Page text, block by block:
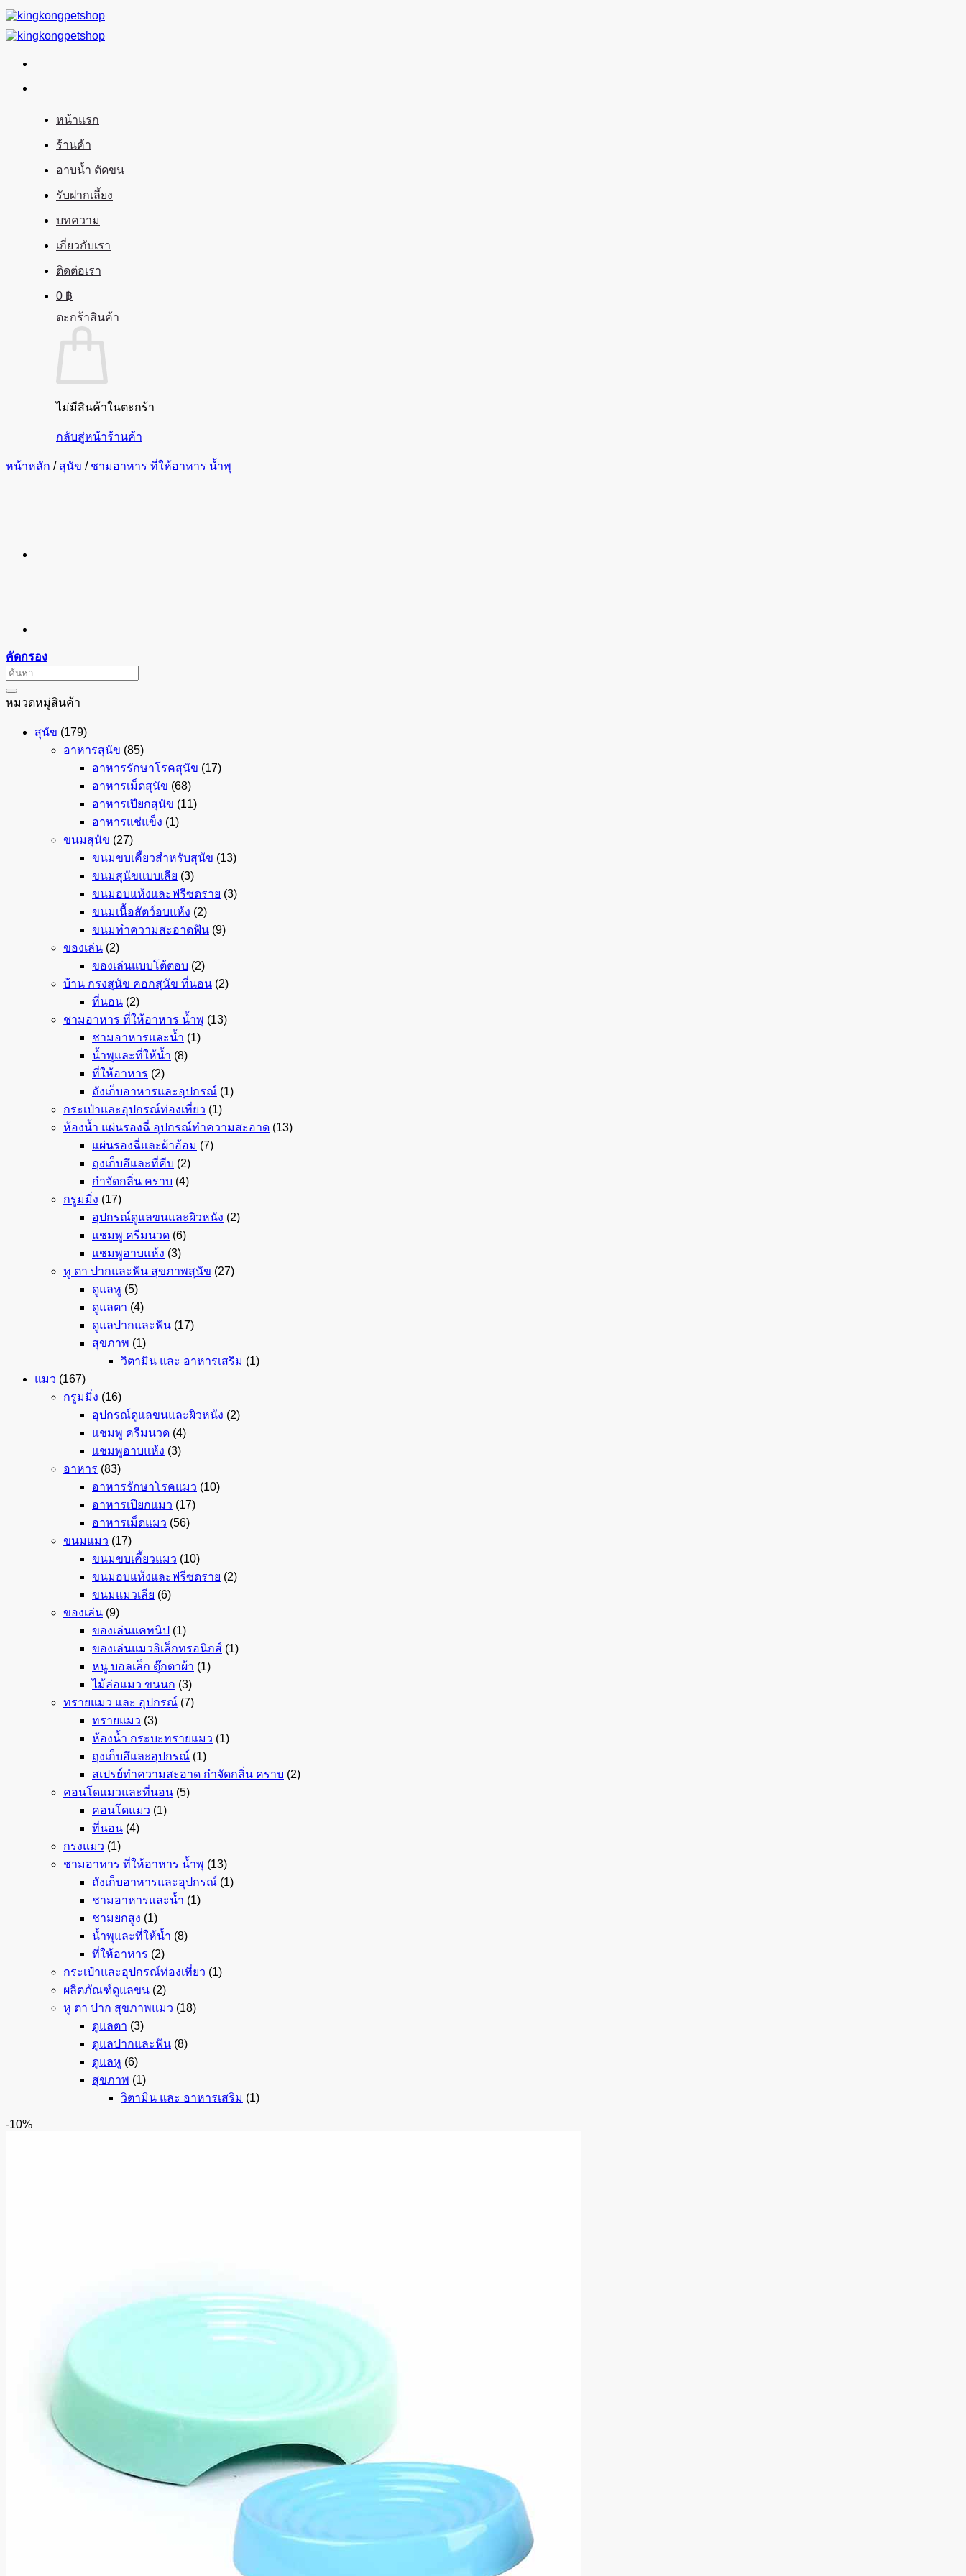
ข้าม
ไป
เนื้อหา
หน้าแรก
ร้านค้า
อาบน้ำ ตัดขน
รับฝากเลี้ยง
บทความ
เกี่ยวกับเรา
ติดต่อเรา
0 ฿
ตะกร้าสินค้า
ไม่มีสินค้าในตะกร้า
กลับสู่หน้าร้านค้า
หน้าหลัก / สุนัข / ชามอาหาร ที่ให้อาหาร น้ำพุ
คัดกรอง
ค้นหา:
หมวดหมู่สินค้า
สุนัข (179)
อาหารสุนัข (85)
อาหารรักษาโรคสุนัข (17)
อาหารเม็ดสุนัข (68)
อาหารเปียกสุนัข (11)
อาหารแช่แข็ง (1)
ขนมสุนัข (27)
ขนมขบเคี้ยวสำหรับสุนัข (13)
ขนมสุนัขแบบเลีย (3)
ขนมอบแห้งและฟรีซดราย (3)
ขนมเนื้อสัตว์อบแห้ง (2)
ขนมทำความสะอาดฟัน (9)
ของเล่น (2)
ของเล่นแบบโต้ตอบ (2)
บ้าน กรงสุนัข คอกสุนัข ที่นอน (2)
ที่นอน (2)
ชามอาหาร ที่ให้อาหาร น้ำพุ (13)
ชามอาหารและน้ำ (1)
น้ำพุและที่ให้น้ำ (8)
ที่ให้อาหาร (2)
ถังเก็บอาหารและอุปกรณ์ (1)
กระเป๋าและอุปกรณ์ท่องเที่ยว (1)
ห้องน้ำ แผ่นรองฉี่ อุปกรณ์ทำความสะอาด (13)
แผ่นรองฉี่และผ้าอ้อม (7)
ถุงเก็บอึและที่คีบ (2)
กำจัดกลิ่น คราบ (4)
กรูมมิ่ง (17)
อุปกรณ์ดูแลขนและผิวหนัง (2)
แชมพู ครีมนวด (6)
แชมพูอาบแห้ง (3)
หู ตา ปากและฟัน สุขภาพสุนัข (27)
ดูแลหู (5)
ดูแลตา (4)
ดูแลปากและฟัน (17)
สุขภาพ (1)
วิตามิน และ อาหารเสริม (1)
แมว (167)
กรูมมิ่ง (16)
อุปกรณ์ดูแลขนและผิวหนัง (2)
แชมพู ครีมนวด (4)
แชมพูอาบแห้ง (3)
อาหาร (83)
อาหารรักษาโรคแมว (10)
อาหารเปียกแมว (17)
อาหารเม็ดแมว (56)
ขนมแมว (17)
ขนมขบเคี้ยวแมว (10)
ขนมอบแห้งและฟรีซดราย (2)
ขนมแมวเลีย (6)
ของเล่น (9)
ของเล่นแคทนิป (1)
ของเล่นแมวอิเล็กทรอนิกส์ (1)
หนู บอลเล็ก ตุ๊กตาผ้า (1)
ไม้ล่อแมว ขนนก (3)
ทรายแมว และ อุปกรณ์ (7)
ทรายแมว (3)
ห้องน้ำ กระบะทรายแมว (1)
ถุงเก็บอึและอุปกรณ์ (1)
สเปรย์ทำความสะอาด กำจัดกลิ่น คราบ (2)
คอนโดแมวและที่นอน (5)
คอนโดแมว (1)
ที่นอน (4)
กรงแมว (1)
ชามอาหาร ที่ให้อาหาร น้ำพุ (13)
ถังเก็บอาหารและอุปกรณ์ (1)
ชามอาหารและน้ำ (1)
ชามยกสูง (1)
น้ำพุและที่ให้น้ำ (8)
ที่ให้อาหาร (2)
กระเป๋าและอุปกรณ์ท่องเที่ยว (1)
ผลิตภัณฑ์ดูแลขน (2)
หู ตา ปาก สุขภาพแมว (18)
ดูแลตา (3)
ดูแลปากและฟัน (8)
ดูแลหู (6)
สุขภาพ (1)
วิตามิน และ อาหารเสริม (1)
-10%